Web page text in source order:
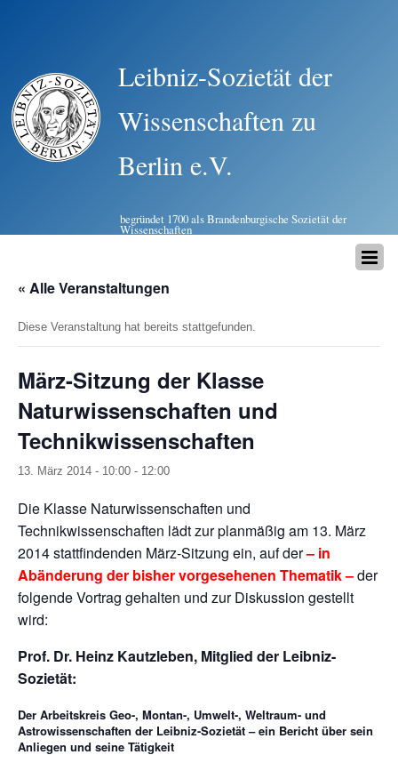
Leibniz-Sozietät der
Wissenschaften zu
Berlin e.V.
begründet 1700 als Brandenburgische Sozietät der
Wissenschaften
« Alle Veranstaltungen
Diese Veranstaltung hat bereits stattgefunden.
März-Sitzung der Klasse
Naturwissenschaften und
Technikwissenschaften
13. März 2014 - 10:00 - 12:00
Die Klasse Naturwissenschaften und
Technikwissenschaften lädt zur planmäßig am 13. März
2014 stattfindenden März-Sitzung ein, auf der– in
Abänderung der bisher vorgesehenen Thematik –der
folgende Vortrag gehalten und zur Diskussion gestellt
wird:
Prof. Dr. Heinz Kautzleben, Mitglied der Leibniz-
Sozietät:
Der Arbeitskreis Geo-, Montan-, Umwelt-, Weltraum- und
Astrowissenschaften der Leibniz-Sozietät – ein Bericht über sein
Anliegen und seine Tätigkeit